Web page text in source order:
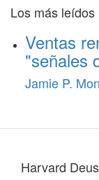
Los más leídos
Ventas
"señales
Jamie P.
Harvard